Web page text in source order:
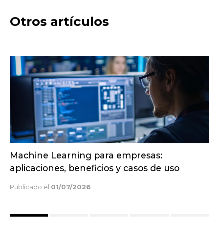
Otros artículos
Los 3 tipos de desarrollo web fundamentales
Publicado el 14/05/2026